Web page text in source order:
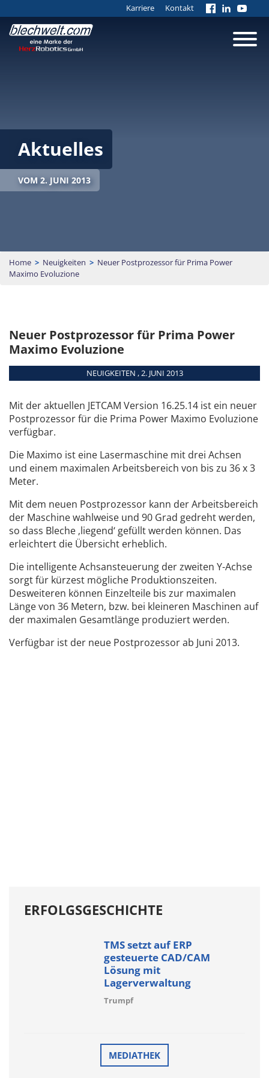
Karriere Kontakt
Aktuelles
VOM 2. JUNI 2013
Home > Neuigkeiten > Neuer Postprozessor für Prima Power
Maximo Evoluzione
Neuer Postprozessor für Prima Power
Maximo Evoluzione
NEUIGKEITEN , 2. JUNI 2013
Mit der aktuellen JETCAM Version 16.25.14 ist ein neuer
Postprozessor für die Prima Power Maximo Evoluzione
verfügbar.
Die Maximo ist eine Lasermaschine mit drei Achsen
und einem maximalen Arbeitsbereich von bis zu 36 x 3
Meter.
Mit dem neuen Postprozessor kann der Arbeitsbereich
der Maschine wahlweise und 90 Grad gedreht werden,
so dass Bleche ‚liegend‘ gefüllt werden können. Das
erleichtert die Übersicht erheblich.
Die intelligente Achsansteuerung der zweiten Y-Achse
sorgt für kürzest mögliche Produktionszeiten.
Desweiteren können Einzelteile bis zur maximalen
Länge von 36 Metern, bzw. bei kleineren Maschinen auf
der maximalen Gesamtlänge produziert werden.
Verfügbar ist der neue Postprozessor ab Juni 2013.
ERFOLGSGESCHICHTE
TMS setzt auf ERP
gesteuerte CAD/CAM
Lösung mit
Lagerverwaltung
Trumpf
MEDIATHEK